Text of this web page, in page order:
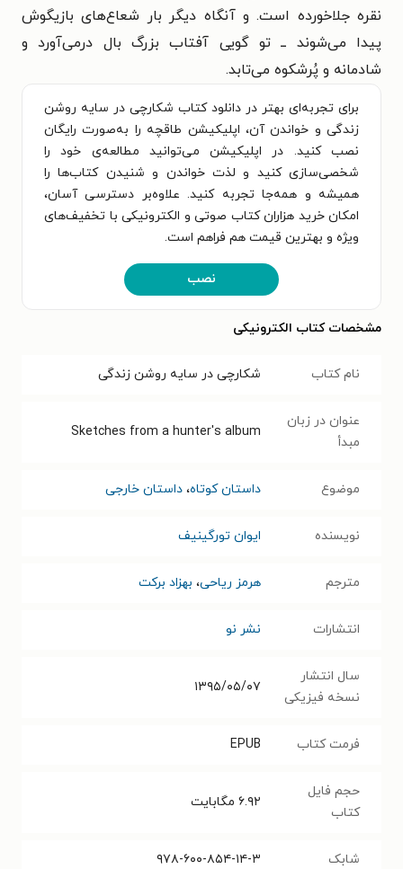
نقره جلاخورده است. و آنگاه دیگر بار شعاع‌های بازیگوش
پیدا می‌شوند ــ تو گویی آفتاب بزرگ بال درمی‌آورد و
شادمانه و پُرشکوه می‌تابد.
برای تجربه‌ای بهتر در دانلود کتاب شکارچی در سایه روشن
زندگی و خواندن آن، اپلیکیشن طاقچه را به‌صورت رایگان
نصب کنید. در اپلیکیشن می‌توانید مطالعه‌ی خود را
شخصی‌سازی کنید و لذت خواندن و شنیدن کتاب‌ها را
همیشه و همه‌جا تجربه کنید. علاوه‌بر دسترسی آسان،
امکان خرید هزاران کتاب صوتی و الکترونیکی با تخفیف‌های
ویژه و بهترین قیمت هم فراهم است.
نصب
مشخصات کتاب الکترونیکی
نام کتاب شکارچی در سایه روشن زندگی
عنوان در زبان
مبدأ
Sketches from a hunter's album
موضوع داستان کوتاه، داستان خارجی
نویسنده ایوان تورگینیف
مترجم هرمز ریاحی، بهزاد برکت
انتشارات نشر نو
سال انتشار
نسخه فیزیکی
۱۳۹۵/۰۵/۰۷
فرمت کتاب EPUB
حجم فایل
کتاب
۶.۹۲ مگابایت
شابک ۹۷۸-۶۰۰-۸۵۴-۱۴-۳